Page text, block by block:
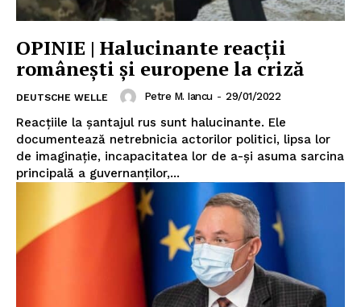
OPINIE | Halucinante reacții
românești și europene la criză
DEUTSCHE WELLE Petre M. Iancu - 29/01/2022
Reacțiile la șantajul rus sunt halucinante. Ele
documentează netrebnicia actorilor politici, lipsa lor
de imaginație, incapacitatea lor de a-și asuma sarcina
principală a guvernanților,...